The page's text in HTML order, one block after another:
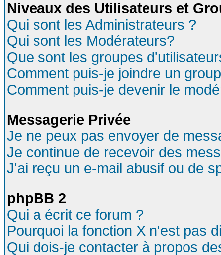
Niveaux des Utilisateurs et
Qui sont les Administrateurs ?
Qui sont les Modérateurs?
Que sont les groupes
Comment puis-je joindre un
Comment puis-je devenir le
Messagerie Privée
Je ne peux pas envoyer de
Je continue de recevoir des
J'ai reçu un e-mail abusif ou de
phpBB 2
Qui a écrit ce forum ?
Pourquoi la fonction X n'est pas
Qui dois-je contacter à propos